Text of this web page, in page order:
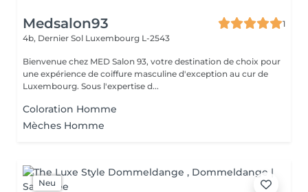
Medsalon93
1
4b, Dernier Sol Luxembourg L-2543
Bienvenue chez MED Salon 93, votre destination de choix pour
une expérience de coiffure masculine d'exception au cur de
Luxembourg. Sous l'expertise d...
Coloration Homme
Mèches Homme
Neu